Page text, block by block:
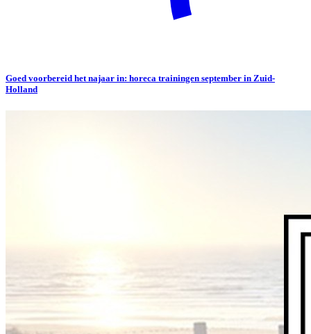
Goed voorbereid het najaar in: horeca trainingen september in Zuid-
Holland